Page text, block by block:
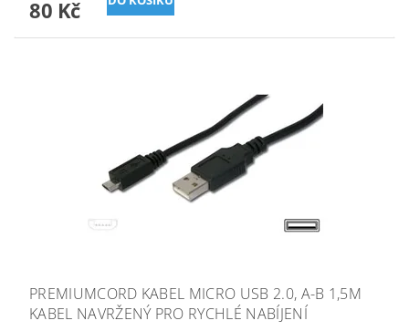
80 Kč
PREMIUMCORD KABEL MICRO USB 2.0, A-B 1,5M
KABEL NAVRŽENÝ PRO RYCHLÉ NABÍJENÍ